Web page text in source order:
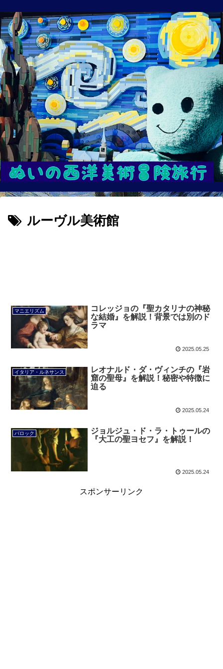
ルーヴル美術館
マニエリズム
コレッジョの『聖カタリナの神秘
な結婚』を解説！背景では別のド
ラマ
2025.05.25
イタリア・ルネサンス
レオナルド・ダ・ヴィンチの『岩
窟の聖母』を解説！秘密や特徴に
迫る
2025.05.24
バロック
ジョルジュ・ド・ラ・トゥールの
『大工の聖ヨセフ』を解説！
2025.05.24
スポンサーリンク